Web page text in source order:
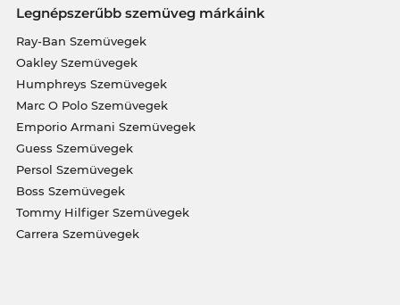
Legnépszerűbb szemüveg márkáink
Ray-Ban Szemüvegek
Oakley Szemüvegek
Humphreys Szemüvegek
Marc O Polo Szemüvegek
Emporio Armani Szemüvegek
Guess Szemüvegek
Persol Szemüvegek
Boss Szemüvegek
Tommy Hilfiger Szemüvegek
Carrera Szemüvegek